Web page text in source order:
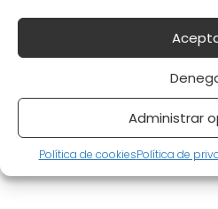
Administrar
Política de cookiesPolítica de